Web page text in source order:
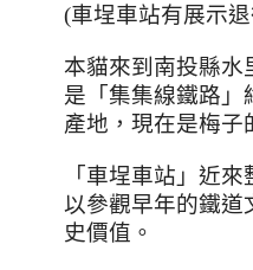
(車埕車站有展示
本貓來到南投縣水
是「集集線鐵路」
產地，現在是梅子
「車埕車站」近
以參觀早年的鐵道
史價值。